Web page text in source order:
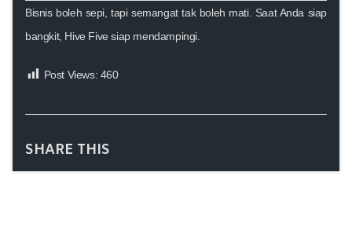
Bisnis boleh sepi, tapi semangat tak boleh mati. Saat Anda siap
bangkit, Hive Five siap mendampingi.
Post Views: 460
SHARE THIS